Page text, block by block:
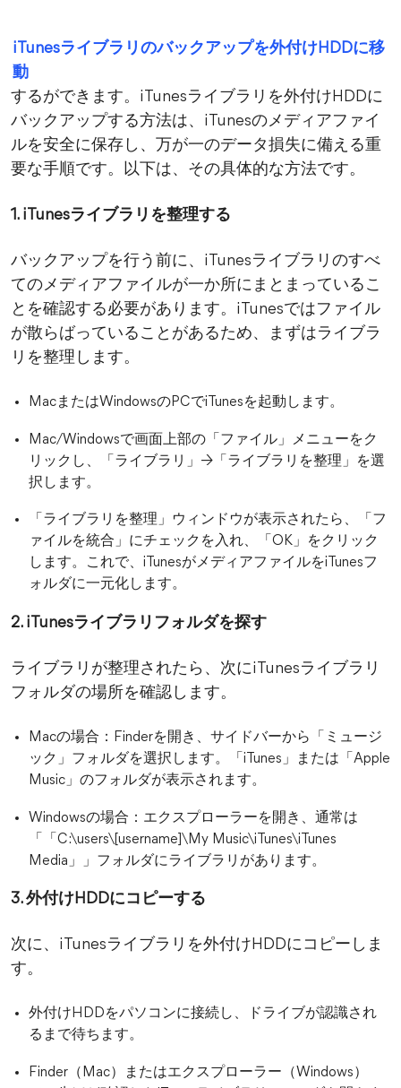
iTunesライブラリのバックアップを外付けHDDに移
動
するができます。iTunesライブラリを外付けHDDに
バックアップする方法は、iTunesのメディアファイ
ルを安全に保存し、万が一のデータ損失に備える重
要な手順です。以下は、その具体的な方法です。
1. iTunesライブラリを整理する
バックアップを行う前に、iTunesライブラリのすべ
てのメディアファイルが一か所にまとまっているこ
とを確認する必要があります。iTunesではファイル
が散らばっていることがあるため、まずはライブラ
リを整理します。
MacまたはWindowsのPCでiTunesを起動します。
Mac/Windowsで画面上部の「ファイル」メニューをク
リックし、「ライブラリ」→「ライブラリを整理」を選
択します。
「ライブラリを整理」ウィンドウが表示されたら、「フ
ァイルを統合」にチェックを入れ、「OK」をクリック
します。これで、iTunesがメディアファイルをiTunesフ
ォルダに一元化します。
2. iTunesライブラリフォルダを探す
ライブラリが整理されたら、次にiTunesライブラリ
フォルダの場所を確認します。
Macの場合：Finderを開き、サイドバーから「ミュージ
ック」フォルダを選択します。「iTunes」または「Apple
Music」のフォルダが表示されます。
Windowsの場合：エクスプローラーを開き、通常は
「「C:\users\[username]\My Music\iTunes\iTunes
Media」」フォルダにライブラリがあります。
3. 外付けHDDにコピーする
次に、iTunesライブラリを外付けHDDにコピーしま
す。
外付けHDDをパソコンに接続し、ドライブが認識され
るまで待ちます。
Finder（Mac）またはエクスプローラー（Windows）